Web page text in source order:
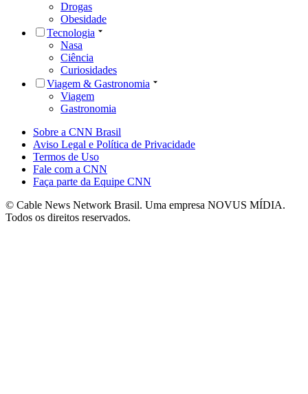
Drogas
Obesidade
Tecnologia
Nasa
Ciência
Curiosidades
Viagem & Gastronomia
Viagem
Gastronomia
Sobre a CNN Brasil
Aviso Legal e Política de Privacidade
Termos de Uso
Fale com a CNN
Faça parte da Equipe CNN
© Cable News Network Brasil. Uma empresa NOVUS MÍDIA.
Todos os direitos reservados.